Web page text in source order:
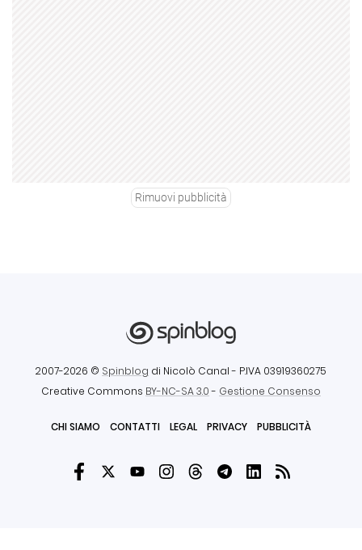
Rimuovi pubblicità
2007-2026 © Spinblog di Nicolò Canal - P.IVA 03919360275
Creative Commons BY-NC-SA 3.0- Gestione Consenso
CHI SIAMO CONTATTI LEGAL PRIVACY PUBBLICITÀ